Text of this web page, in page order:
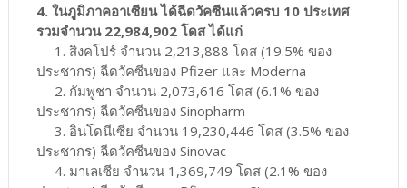
4. ในภูมิภาคอาเซียน ได้ฉีดวัคซีนแล้วครบ 10 ประเทศ
รวมจำนวน 22,984,902 โดส ได้แก่
1. สิงคโปร์ จำนวน 2,213,888 โดส (19.5% ของ
ประชากร) ฉีดวัคซีนของ Pfizer และ Moderna
2. กัมพูชา จำนวน 2,073,616 โดส (6.1% ของ
ประชากร) ฉีดวัคซีนของ Sinopharm
3. อินโดนีเซีย จำนวน 19,230,446 โดส (3.5% ของ
ประชากร) ฉีดวัคซีนของ Sinovac
4. มาเลเซีย จำนวน 1,369,749 โดส (2.1% ของ